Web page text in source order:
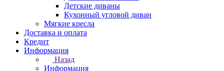
Детские диваны
Кухонный угловой диван
Мягкие кресла
Доставка и оплата
Кредит
Информация
Назад
Информация